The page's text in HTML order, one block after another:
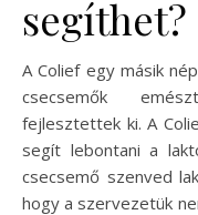
segíthet?
A Colief egy másik
csecsemők
fejlesztettek ki. A
segít lebontani a
csecsemő szenved
hogy a szervezetük